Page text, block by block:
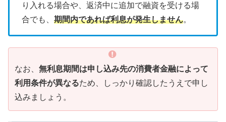
り入れる場合や、返済中に追加で融資を受ける場
合でも、 期間内であれば利息が発生しません。
なお、 無利息期間は申し込み先の消費者金融によって
利用条件が異なるため、しっかり確認したうえで申し
込みましょう。